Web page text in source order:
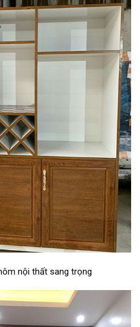
nội thất sang trọng